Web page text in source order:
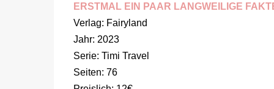
ERSTMAL EIN PAAR LANGWEILIGE
Verlag: Fairyland
Jahr: 2023
Serie: Timi Travel
Seiten: 76